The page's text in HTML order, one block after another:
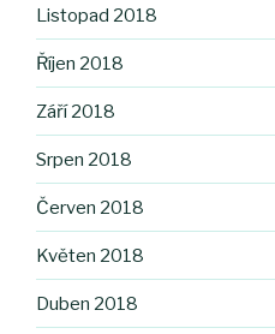
Listopad 2018
Říjen 2018
Září 2018
Srpen 2018
Červen 2018
Květen 2018
Duben 2018